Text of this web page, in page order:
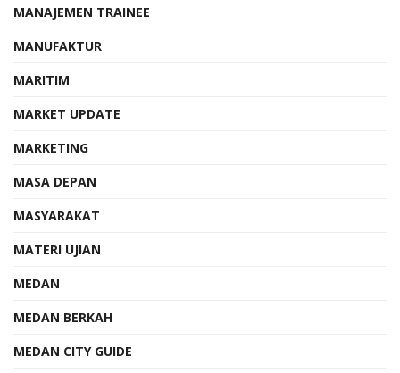
MANAJEMEN TRAINEE
MANUFAKTUR
MARITIM
MARKET UPDATE
MARKETING
MASA DEPAN
MASYARAKAT
MATERI UJIAN
MEDAN
MEDAN BERKAH
MEDAN CITY GUIDE